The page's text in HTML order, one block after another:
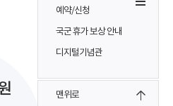
예약/신청
국군 휴가 보상 안내
디지털기념관
맨위로